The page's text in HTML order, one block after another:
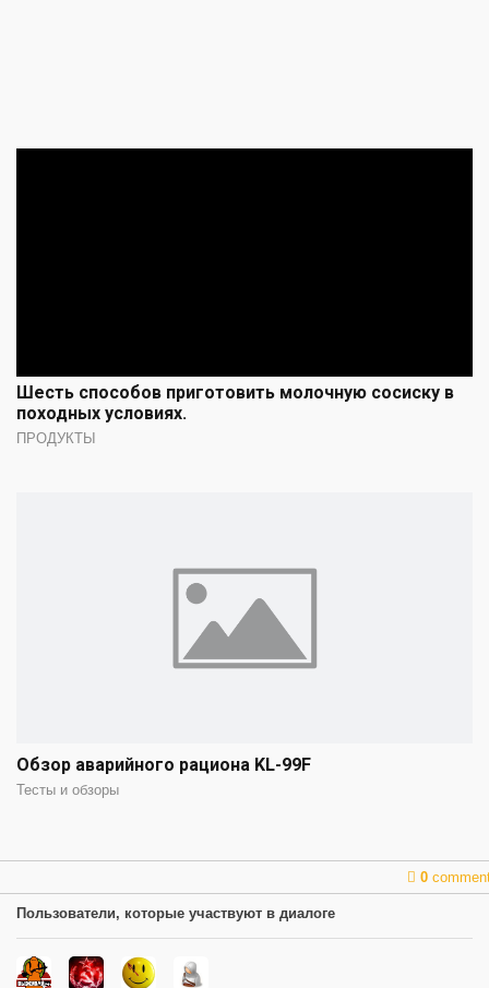
Шесть способов приготовить молочную сосиску в
походных условиях.
ПРОДУКТЫ
Обзор аварийного рациона KL-99F
Тесты и обзоры
0
Пользователи, которые участвуют в диалоге